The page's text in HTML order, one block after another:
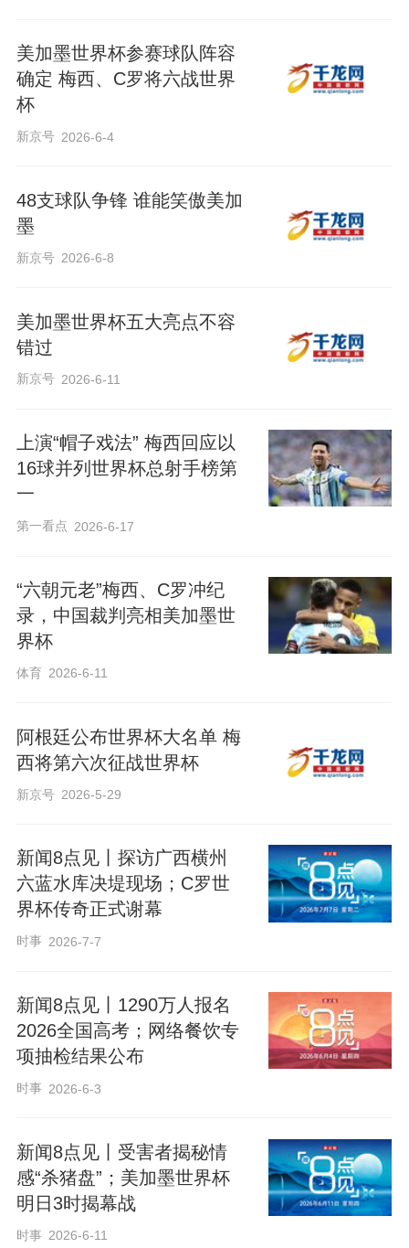
美加墨世界杯参赛球队阵容
确定 梅西、C罗将六战世界
杯
新京号 2026-6-4
48支球队争锋 谁能笑傲美加
墨
新京号 2026-6-8
美加墨世界杯五大亮点不容
错过
新京号 2026-6-11
上演“帽子戏法” 梅西回应以
16球并列世界杯总射手榜第
一
第一看点 2026-6-17
“六朝元老”梅西、C罗冲纪
录，中国裁判亮相美加墨世
界杯
体育 2026-6-11
阿根廷公布世界杯大名单 梅
西将第六次征战世界杯
新京号 2026-5-29
新闻8点见丨探访广西横州
六蓝水库决堤现场；C罗世
界杯传奇正式谢幕
时事 2026-7-7
新闻8点见丨1290万人报名
2026全国高考；网络餐饮专
项抽检结果公布
时事 2026-6-3
新闻8点见丨受害者揭秘情
感“杀猪盘”；美加墨世界杯
明日3时揭幕战
时事 2026-6-11